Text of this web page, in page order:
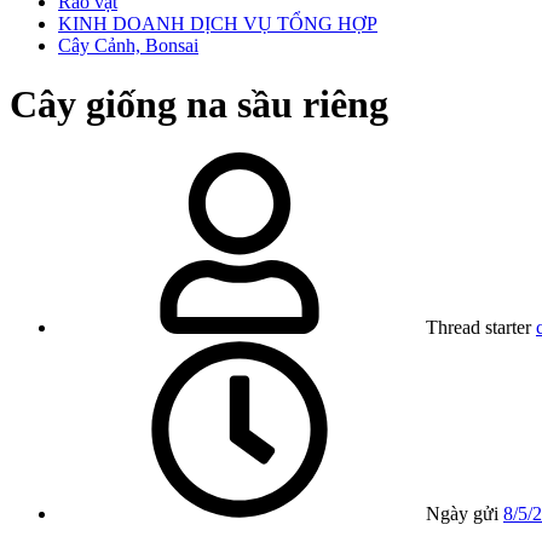
KINH DOANH DỊCH VỤ TỔNG HỢP
Cây Cảnh, Bonsai
Cây giống na sầu riêng
Thread starter
Ngày gửi 8/5/